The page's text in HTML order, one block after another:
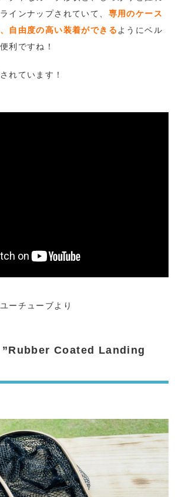
インナップされていて、 専用のケース
自由度の高い装着ができる ようにベル
利ですね！
れています！
ーチューブより
”Rubber Coated Landing